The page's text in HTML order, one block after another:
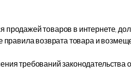
товаров в интернете,
правила возврата товара и
требований законодательства